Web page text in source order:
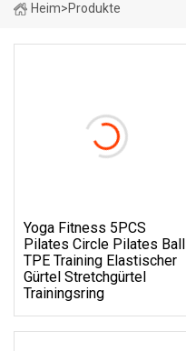
Heim>Produkte
Yoga Fitness 5PCS
Pilates Circle Pilates Ball
TPE Training Elastischer
Gürtel Stretchgürtel
Trainingsring